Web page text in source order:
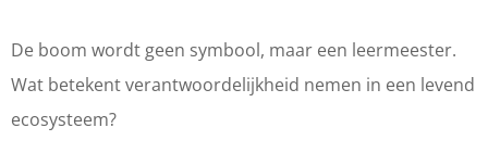
De boom wordt geen symbool, maar een leermeester.
Wat betekent verantwoordelijkheid nemen in een levend
ecosysteem?